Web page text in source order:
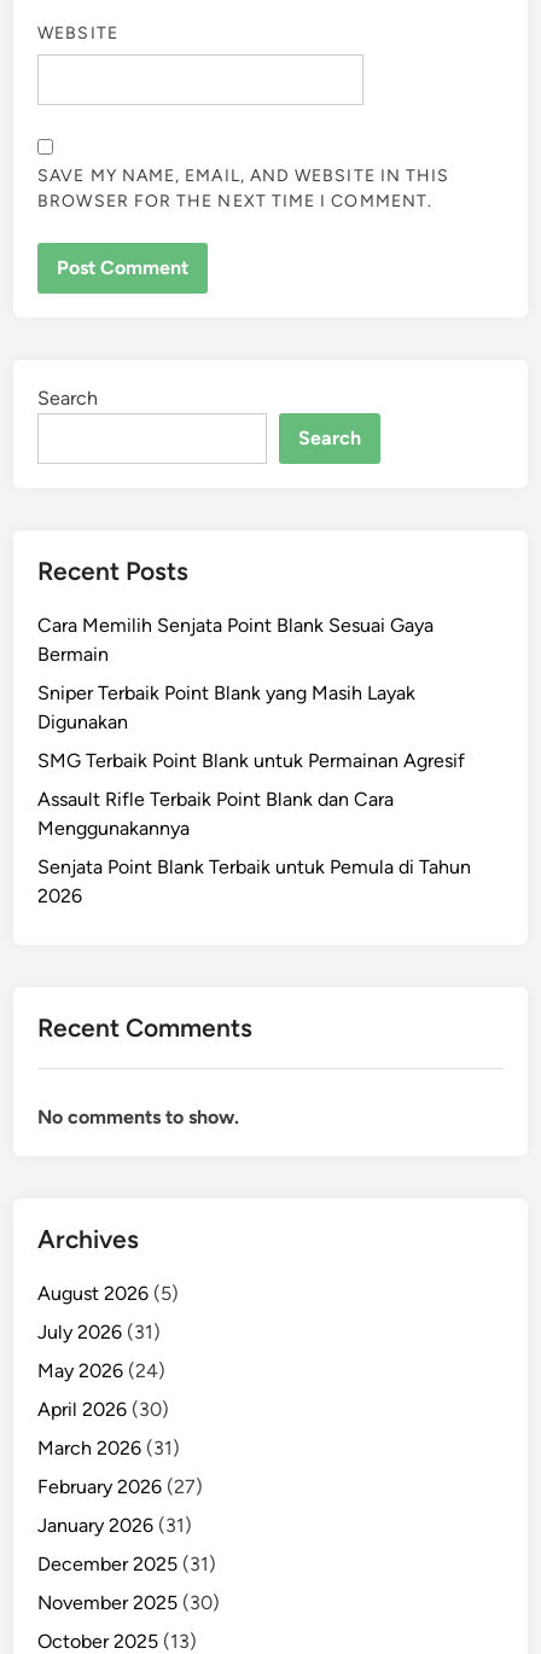
WEBSITE
SAVE MY NAME, EMAIL, AND WEBSITE IN THIS
BROWSER FOR THE NEXT TIME I COMMENT.
Search
Search
Recent Posts
Cara Memilih Senjata Point Blank Sesuai Gaya
Bermain
Sniper Terbaik Point Blank yang Masih Layak
Digunakan
SMG Terbaik Point Blank untuk Permainan Agresif
Assault Rifle Terbaik Point Blank dan Cara
Menggunakannya
Senjata Point Blank Terbaik untuk Pemula di Tahun
2026
Recent Comments
No comments to show.
Archives
August 2026 (5)
July 2026 (31)
May 2026 (24)
April 2026 (30)
March 2026 (31)
February 2026 (27)
January 2026 (31)
December 2025 (31)
November 2025 (30)
October 2025 (13)